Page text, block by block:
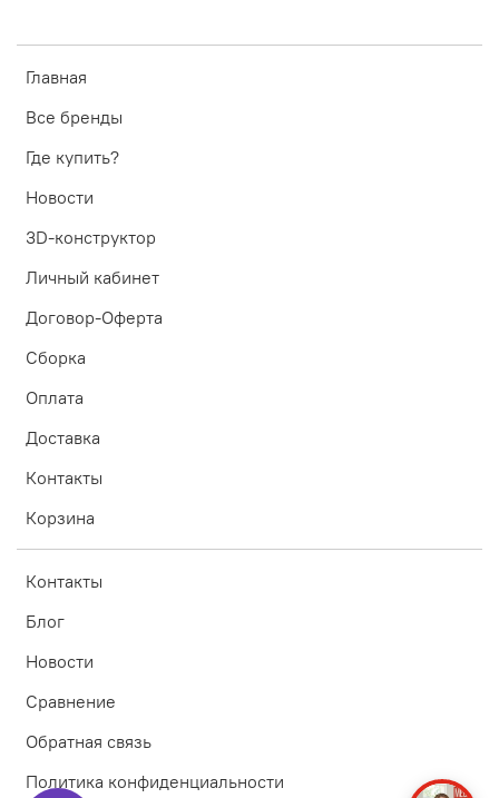
Главная
Все бренды
Где купить?
Новости
3D-конструктор
Личный кабинет
Договор-Оферта
Сборка
Оплата
Доставка
Контакты
Корзина
Контакты
Блог
Новости
Сравнение
Обратная связь
Политика конфиденциальности